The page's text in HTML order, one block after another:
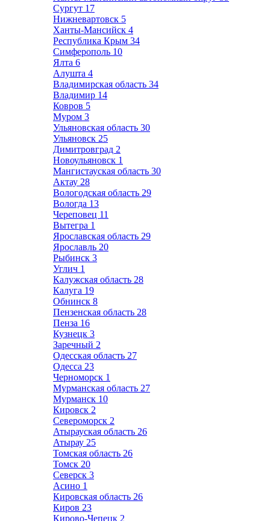
Сургут 17
Нижневартовск 5
Ханты-Мансийск 4
Республика Крым 34
Симферополь 10
Ялта 6
Алушта 4
Владимирская область 34
Владимир 14
Ковров 5
Муром 3
Ульяновская область 30
Ульяновск 25
Димитровград 2
Новоульяновск 1
Мангистауская область 30
Актау 28
Вологодская область 29
Вологда 13
Череповец 11
Вытегра 1
Ярославская область 29
Ярославль 20
Рыбинск 3
Углич 1
Калужская область 28
Калуга 19
Обнинск 8
Пензенская область 28
Пенза 16
Кузнецк 3
Заречный 2
Одесская область 27
Одесса 23
Черноморск 1
Мурманская область 27
Мурманск 10
Кировск 2
Североморск 2
Атырауская область 26
Атырау 25
Томская область 26
Томск 20
Северск 3
Асино 1
Кировская область 26
Киров 23
Кирово-Чепецк 2